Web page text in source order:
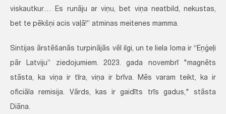
viskautkur… Es runāju ar viņu, bet viņa neatbild, nekustas,
bet te pēkšņi acis vaļā!” atminas meitenes mamma.
Sintijas ārstēšanās turpinājās vēl ilgi, un te liela loma ir “Eņģeļi
pār Latviju” ziedojumiem. 2023. gada novembrī "magnēts
stāsta, ka viņa ir tīra, viņa ir brīva. Mēs varam teikt, ka ir
oficiāla remisija. Vārds, kas ir gaidīts trīs gadus," stāsta
Diāna.